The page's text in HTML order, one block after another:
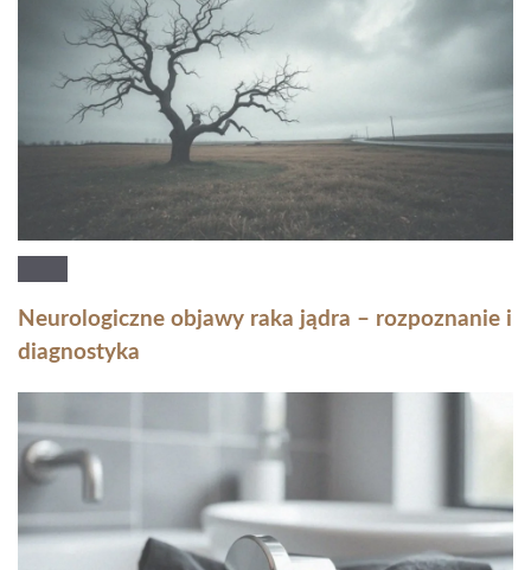
Neurologiczne objawy raka jądra – rozpoznanie i
diagnostyka